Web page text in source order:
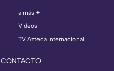
a más +
Videos
TV Azteca Internacional
CONTACTO